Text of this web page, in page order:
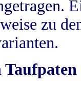
zu
Taufpaten